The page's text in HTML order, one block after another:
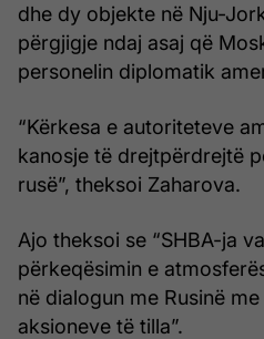
dhe dy objekte në Nju-
përgjigje ndaj asaj që
personelin diplomatik
“Kërkesa e autoriteteve
kanosje të drejtpërdrejtë
rusë”, theksoi Zaharova.
Ajo theksoi se “SHBA-ja
përkeqësimin e
në dialogun me Rusinë
aksioneve të tilla”.